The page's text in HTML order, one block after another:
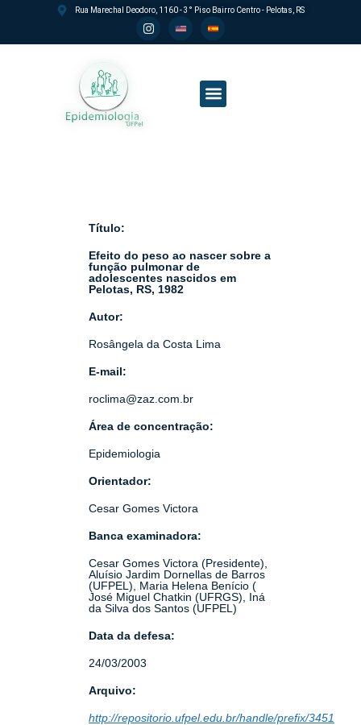
Rua Marechal Deodoro, 1160 - 3° Piso Bairro Centro - Pelotas, RS
Título:
Efeito do peso ao nascer sobre a
função pulmonar de
adolescentes nascidos em
Pelotas, RS, 1982
Autor:
Rosângela da Costa Lima
E-mail:
roclima@zaz.com.br
Área de concentração:
Epidemiologia
Orientador:
Cesar Gomes Victora
Banca examinadora:
Cesar Gomes Victora (Presidente),
Aluísio Jardim Dornellas de Barros
(UFPEL), Maria Helena Benício (
José Miguel Chatkin (UFRGS), Iná
da Silva dos Santos (UFPEL)
Data da defesa:
24/03/2003
Arquivo:
http://repositorio.ufpel.edu.br/handle/prefix/3451